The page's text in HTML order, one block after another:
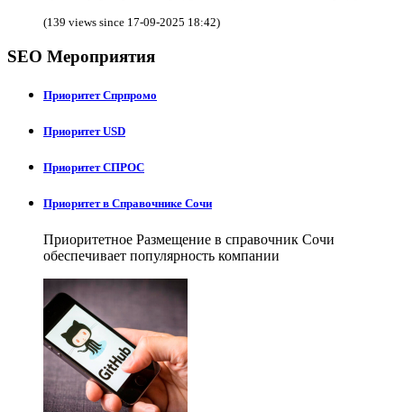
(139 views since 17-09-2025 18:42)
SEO Мероприятия
Приоритет Спрпромо
Приоритет USD
Приоритет СПРОС
Приоритет в Справочнике Сочи
Приоритетное Размещение в справочник Сочи
обеспечивает популярность компании